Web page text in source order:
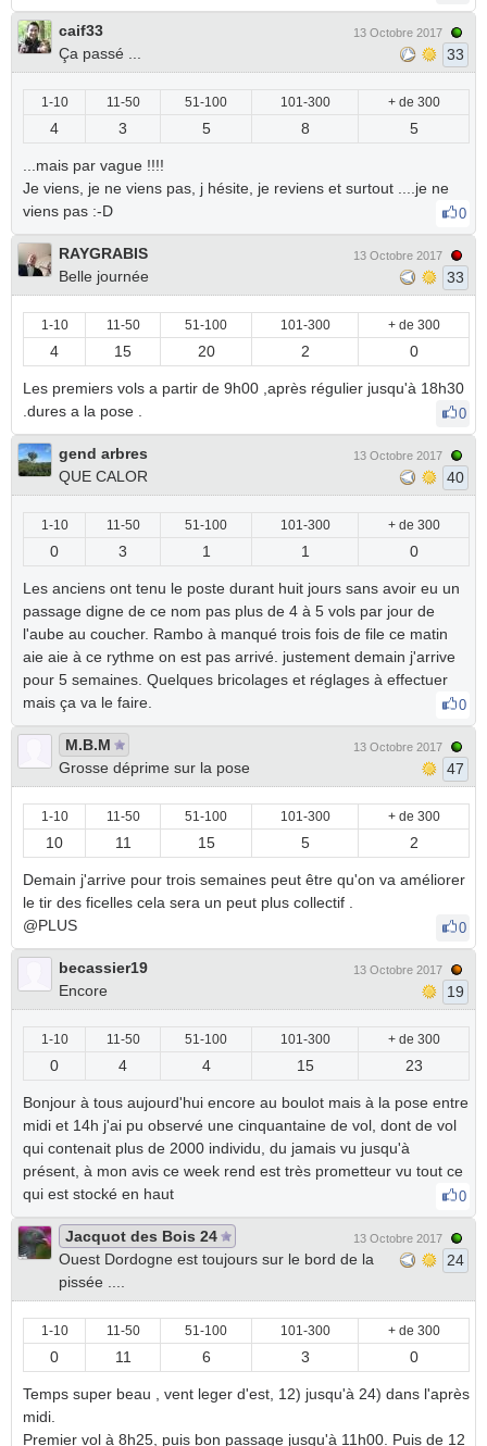
caif33
Ça passé ...
13 Octobre 2017
33
1-10 11-50 51-100 101-300 + de 300
4 3 5 8 5
...mais par vague !!!!
Je viens, je ne viens pas, j hésite, je reviens et surtout ....je ne
viens pas :-D
0
RAYGRABIS
Belle journée
13 Octobre 2017
33
1-10 11-50 51-100 101-300 + de 300
4 15 20 2 0
Les premiers vols a partir de 9h00 ,après régulier jusqu'à 18h30
.dures a la pose .
0
gend arbres
QUE CALOR
13 Octobre 2017
40
1-10 11-50 51-100 101-300 + de 300
0 3 1 1 0
Les anciens ont tenu le poste durant huit jours sans avoir eu un
passage digne de ce nom pas plus de 4 à 5 vols par jour de
l'aube au coucher. Rambo à manqué trois fois de file ce matin
aie aie à ce rythme on est pas arrivé. justement demain j'arrive
pour 5 semaines. Quelques bricolages et réglages à effectuer
mais ça va le faire.
0
M.B.M
Grosse déprime sur la pose
13 Octobre 2017
47
1-10 11-50 51-100 101-300 + de 300
10 11 15 5 2
Demain j'arrive pour trois semaines peut être qu'on va améliorer
le tir des ficelles cela sera un peut plus collectif .
@PLUS
0
becassier19
Encore
13 Octobre 2017
19
1-10 11-50 51-100 101-300 + de 300
0 4 4 15 23
Bonjour à tous aujourd'hui encore au boulot mais à la pose entre
midi et 14h j'ai pu observé une cinquantaine de vol, dont de vol
qui contenait plus de 2000 individu, du jamais vu jusqu'à
présent, à mon avis ce week rend est très prometteur vu tout ce
qui est stocké en haut
0
Jacquot des Bois 24
Ouest Dordogne est toujours sur le bord de la
pissée ....
13 Octobre 2017
24
1-10 11-50 51-100 101-300 + de 300
0 11 6 3 0
Temps super beau , vent leger d'est, 12) jusqu'à 24) dans l'après
midi.
Premier vol à 8h25, puis bon passage jusqu'à 11h00. Puis de 12